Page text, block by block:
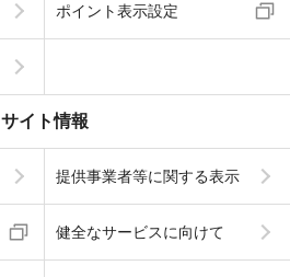
ポイント表示設定
サイト情報
提供事業者等に関する表示
健全なサービスに向けて